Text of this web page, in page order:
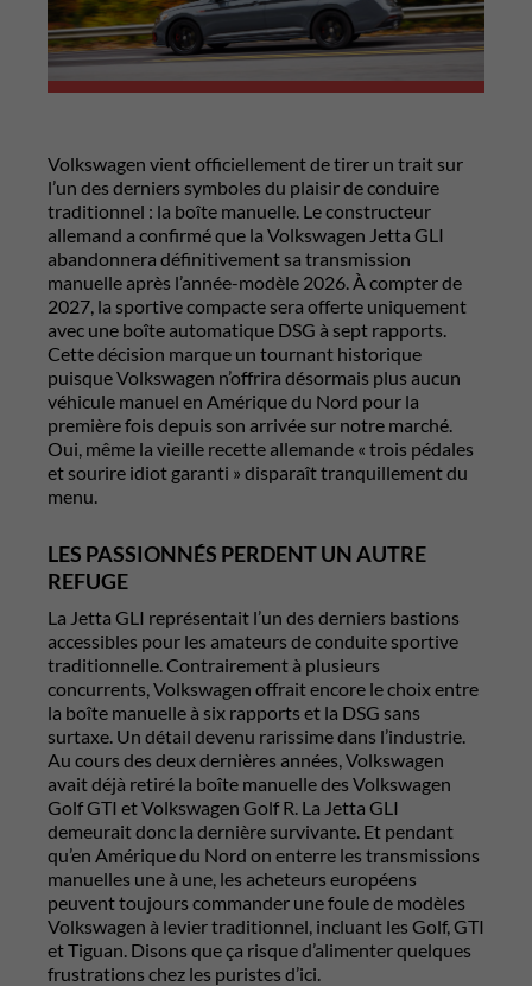
Volkswagen vient officiellement de tirer un trait sur
l’un des derniers symboles du plaisir de conduire
traditionnel : la boîte manuelle. Le constructeur
allemand a confirmé que la Volkswagen Jetta GLI
abandonnera définitivement sa transmission
manuelle après l’année-modèle 2026. À compter de
2027, la sportive compacte sera offerte uniquement
avec une boîte automatique DSG à sept rapports.
Cette décision marque un tournant historique
puisque Volkswagen n’offrira désormais plus aucun
véhicule manuel en Amérique du Nord pour la
première fois depuis son arrivée sur notre marché.
Oui, même la vieille recette allemande « trois pédales
et sourire idiot garanti » disparaît tranquillement du
menu.
LES PASSIONNÉS PERDENT UN AUTRE
REFUGE
La Jetta GLI représentait l’un des derniers bastions
accessibles pour les amateurs de conduite sportive
traditionnelle. Contrairement à plusieurs
concurrents, Volkswagen offrait encore le choix entre
la boîte manuelle à six rapports et la DSG sans
surtaxe. Un détail devenu rarissime dans l’industrie.
Au cours des deux dernières années, Volkswagen
avait déjà retiré la boîte manuelle des Volkswagen
Golf GTI etVolkswagen Golf R. La Jetta GLI
demeurait donc la dernière survivante. Et pendant
qu’en Amérique du Nord on enterre les transmissions
manuelles une à une, les acheteurs européens
peuvent toujours commander une foule de modèles
Volkswagen à levier traditionnel, incluant les Golf, GTI
et Tiguan. Disons que ça risque d’alimenter quelques
frustrations chez les puristes d’ici.